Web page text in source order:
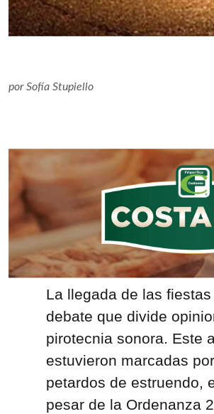
porSofía Stupiello
La llegada de las
debate que divide
pirotecnia sonora. Este
estuvieron marcadas
petardos de estruendo,
pesar de la Ordenanza